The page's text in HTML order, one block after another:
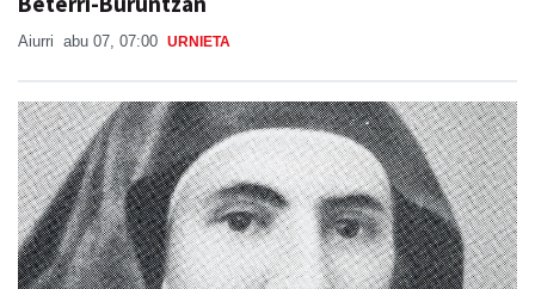
Aiurri abu 07, 07:00 URNIETA